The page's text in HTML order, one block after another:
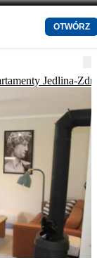
OTWÓRZ
Jedlina-